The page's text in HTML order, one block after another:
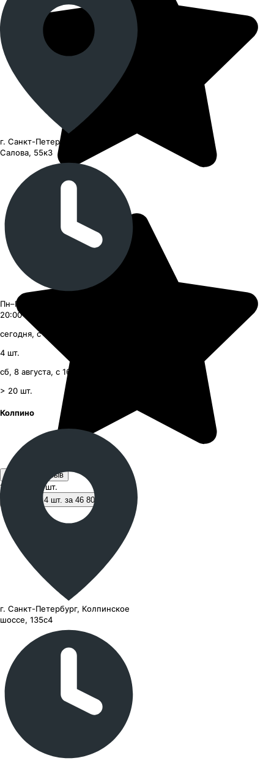
Оставить отзыв
11 700 ₽ за шт.
В корзину 4 шт. за 46 800 ₽
г. Санкт-Петербург, улица
Салова, 55к3
Пн–Пт 09:00–21:00, Сб–Вс 09:00–
20:00
сегодня, с 17:27
4 шт.
сб, 8 августа, с 16:00
> 20 шт.
Колпино
г. Санкт-Петербург, Колпинское
шоссе, 135с4